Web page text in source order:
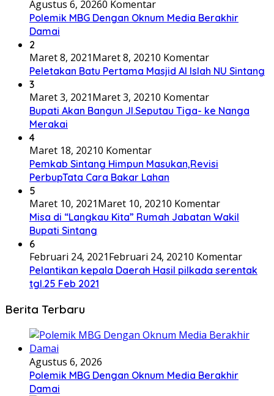
Agustus 6, 20260 Komentar
Polemik MBG Dengan Oknum Media Berakhir
Damai
2
Maret 8, 2021Maret 8, 20210 Komentar
Peletakan Batu Pertama Masjid Al Islah NU Sintang
3
Maret 3, 2021Maret 3, 20210 Komentar
Bupati Akan Bangun Jl.Seputau Tiga- ke Nanga
Merakai
4
Maret 18, 20210 Komentar
Pemkab Sintang Himpun Masukan,Revisi
PerbupTata Cara Bakar Lahan
5
Maret 10, 2021Maret 10, 20210 Komentar
Misa di “Langkau Kita” Rumah Jabatan Wakil
Bupati Sintang
6
Februari 24, 2021Februari 24, 20210 Komentar
Pelantikan kepala Daerah Hasil pilkada serentak
tgl.25 Feb 2021
Berita Terbaru
Agustus 6, 2026
Polemik MBG Dengan Oknum Media Berakhir
Damai